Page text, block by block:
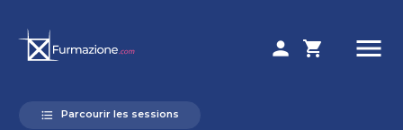
person shopping_cart menu
format_list_bulleted Parcourir les sessions